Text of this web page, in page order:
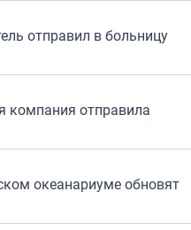
отправил в больницу
компания отправила
океанариуме обновят